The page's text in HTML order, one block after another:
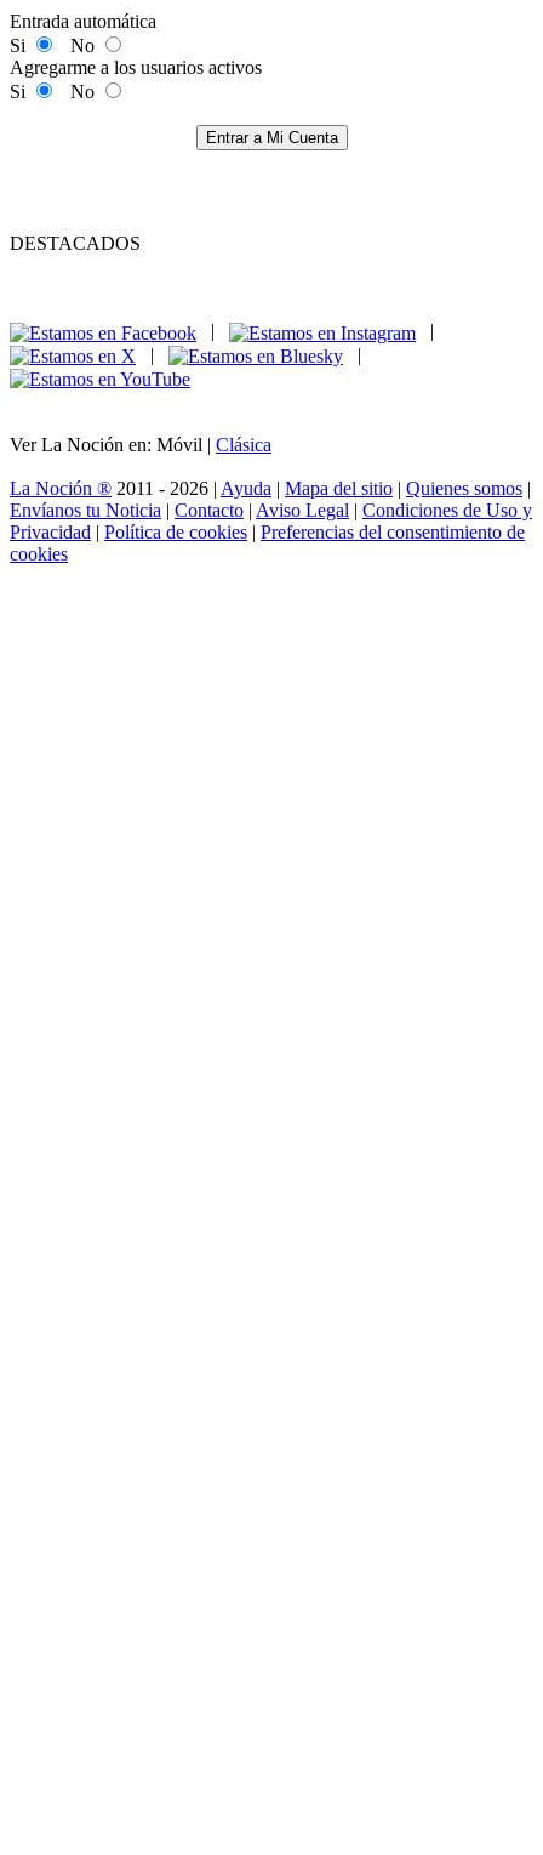
Entrada automática
Si
No
Agregarme a los usuarios activos
Si
No
Entrar a Mi Cuenta
DESTACADOS
|
|
Ver La Noción en: Móvil | Clásica
La Noción ® 2011 - 2026 | Ayuda | Mapa del sitio | Quienes somos |
Envíanos tu Noticia | Contacto | Aviso Legal | Condiciones de Uso y
Privacidad | Política de cookies | Preferencias del consentimiento de
cookies